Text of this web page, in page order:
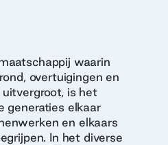
waarin
overtuigingen en
is het
generaties elkaar
en elkaars
In het diverse